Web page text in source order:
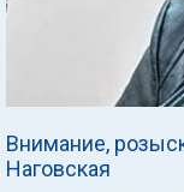
Внимание,
Наговская